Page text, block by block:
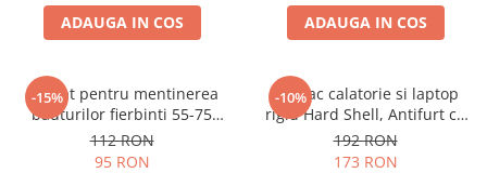
ADAUGA IN COS ADAUGA IN COS
-15%
Aparat pentru mentinerea
bauturilor fierbinti 55-75
grade
112 RON
95 RON
-10%
Rucsac calatorie si laptop
rigid Hard Shell, Antifurt cu
port USB, Waterproof,
44x30x17 cm,
192 RON
173 RON